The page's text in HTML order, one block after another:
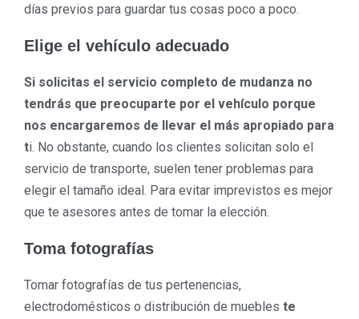
días previos para guardar tus cosas poco a poco.
Elige el vehículo adecuado
Si solicitas el servicio completo de mudanza no
tendrás que preocuparte por el vehículo porque
nos encargaremos de llevar el más apropiado para
ti. No obstante, cuando los clientes solicitan solo el
servicio de transporte, suelen tener problemas para
elegir el tamaño ideal. Para evitar imprevistos es mejor
que te asesores antes de tomar la elección.
Toma fotografías
Tomar fotografías de tus pertenencias,
electrodomésticos o distribución de muebles te